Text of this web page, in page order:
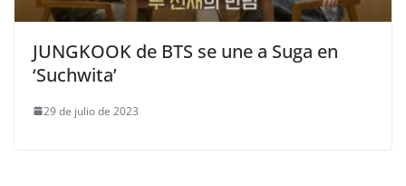
JUNGKOOK de BTS se une a Suga en
‘Suchwita’
29 de julio de 2023